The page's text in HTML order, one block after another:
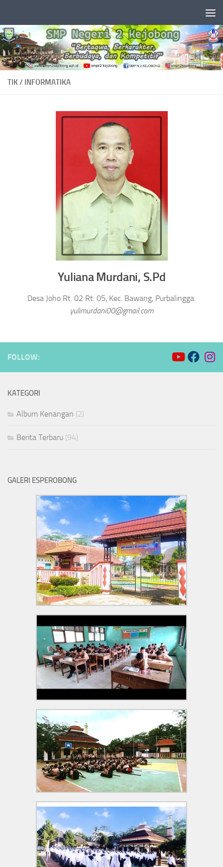
TIK / INFORMATIKA
Yuliana Murdani, S.Pd
Desa Joho Rt. 02 Rt. 05, Kec. Bawang, Purbalingga.
yulimurdani00@gmail.com
FOLLOW:
KATEGORI
Album Kenangan (2)
Berita Terbaru (94)
GALERI ESPEROBONG